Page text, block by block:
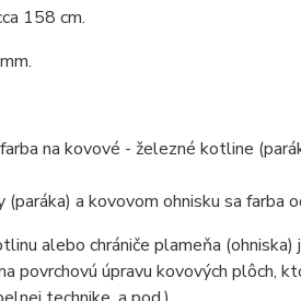
158 cm.
na kovové - železné kotline
a kovovom ohnisku sa farba
alebo chrániče plameňa
povrchovú úpravu kovových